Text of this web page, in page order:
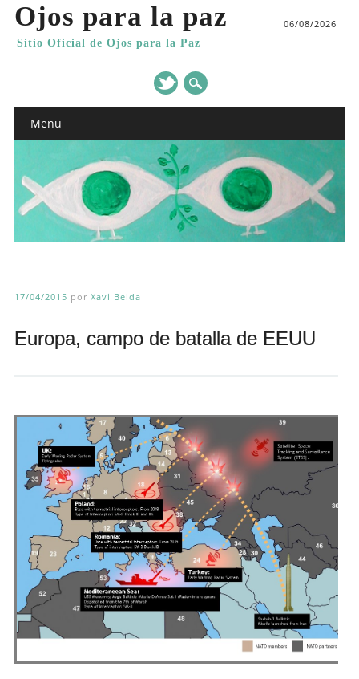
Ojos para la paz
Sitio Oficial de Ojos para la Paz
06/08/2026
Main menu
Menu
17/04/2015 por Xavi Belda
Europa, campo de batalla de EEUU